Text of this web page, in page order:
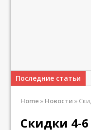
Последние статьи
Home » Новости »
Скидки 4-